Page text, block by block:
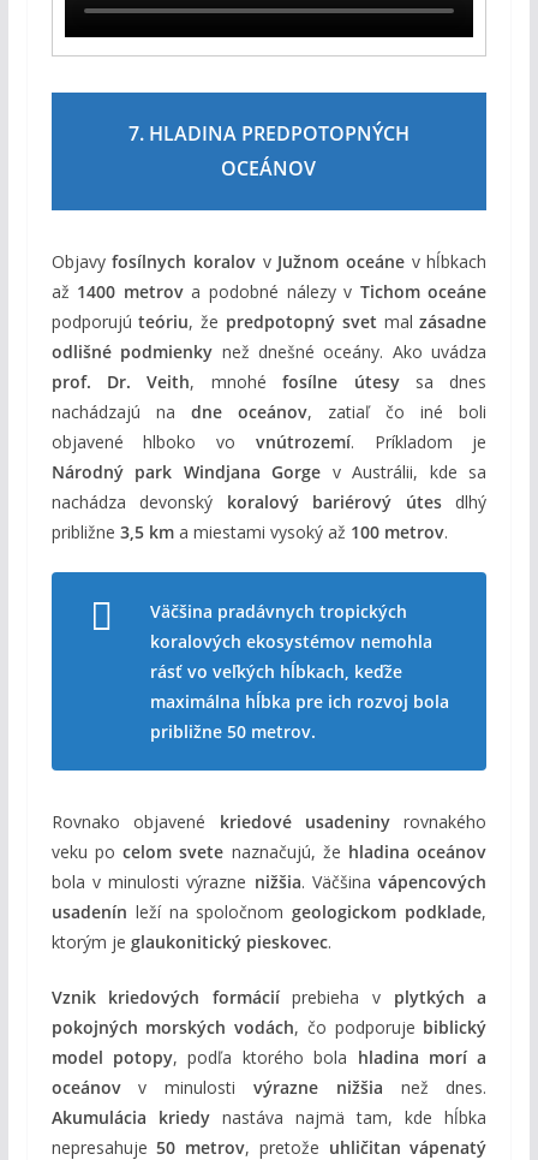
7. HLADINA PREDPOTOPNÝCH
OCEÁNOV
Objavyfosílnych koralov v Južnom oceáne v hĺbkach
až 1400 metrova podobné nálezy v Tichom oceáne
podporujúteóriu, že predpotopný svet malzásadne
odlišné podmienky než dnešné oceány. Ako uvádza
prof. Dr. Veith, mnohéfosílne útesysa dnes
nachádzajú na dne oceánov, zatiaľ čo iné boli
objavené hlboko vo vnútrozemí. Príkladom je
Národný park Windjana Gorge v Austrálii, kde sa
nachádza devonský koralový bariérový útesdlhý
približne 3,5 kma miestami vysoký až 100 metrov.
Väčšina pradávnych tropických
koralových ekosystémov nemohla
rásť vo veľkých hĺbkach, keďže
maximálna hĺbka pre ich rozvoj bola
približne 50 metrov.
Rovnako objavené kriedové usadeninyrovnakého
veku pocelom svete naznačujú, že hladina oceánov
bola v minulosti výrazne nižšia. Väčšinavápencových
usadenín leží na spoločnomgeologickom podklade,
ktorým je glaukonitický pieskovec.
Vznik kriedových formáciíprebieha v plytkých a
pokojných morských vodách, čo podporuje biblický
model potopy, podľa ktorého bola hladina morí a
oceánovv minulosti výrazne nižšia než dnes.
Akumulácia kriedynastáva najmä tam, kde hĺbka
nepresahuje50 metrov, pretože uhličitan vápenatý